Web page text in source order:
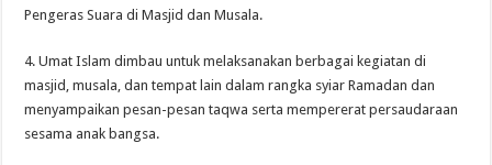
Pengeras Suara di Masjid dan Musala.
4. Umat Islam dimbau untuk melaksanakan berbagai kegiatan di
masjid, musala, dan tempat lain dalam rangka syiar Ramadan dan
menyampaikan pesan-pesan taqwa serta mempererat persaudaraan
sesama anak bangsa.